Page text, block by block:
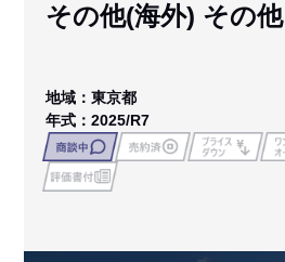
その他(海外) その他
地域：東京都
年式：2025/R7